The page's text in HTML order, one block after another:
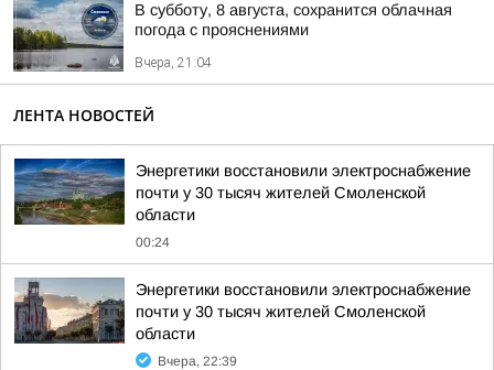
В субботу, 8 августа, сохранится облачная
погода с прояснениями
Вчера, 21:04
ЛЕНТА НОВОСТЕЙ
Энергетики восстановили электроснабжение
почти у 30 тысяч жителей Смоленской
области
00:24
Энергетики восстановили электроснабжение
почти у 30 тысяч жителей Смоленской
области
Вчера, 22:39